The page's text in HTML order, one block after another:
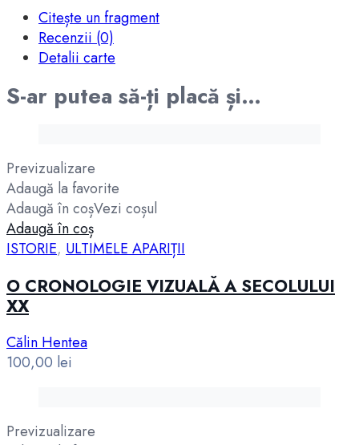
Citește un fragment
Recenzii (0)
Detalii carte
S-ar putea să-ți placă și…
Previzualizare
Adaugă la favorite
Adaugă în coșVezi coșul
Adaugă în coș
ISTORIE, ULTIMELE APARIȚII
O CRONOLOGIE VIZUALĂ A SECOLULUI
XX
Călin Hentea
100,00 lei
Previzualizare